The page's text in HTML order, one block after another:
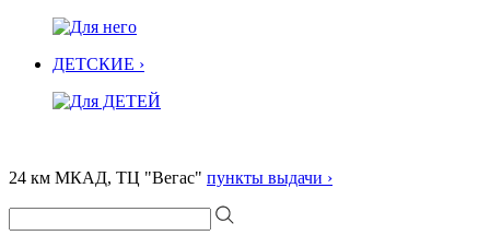
ДЕТСКИЕ ›
24 км МКАД, ТЦ "Вегас" пункты выдачи ›